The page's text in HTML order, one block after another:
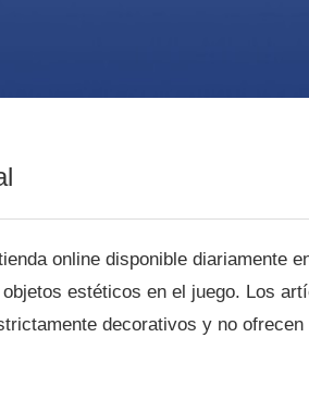
online disponible diariamente
estéticos en el juego. Los
decorativos y no